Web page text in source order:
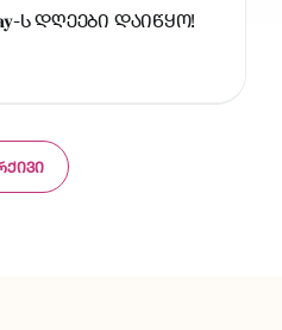
Ს ᲓᲦᲔᲔᲑᲘ ᲓᲐᲘᲬᲧᲝ!